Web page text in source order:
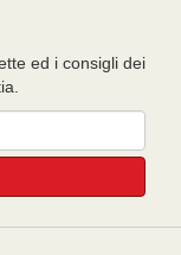
ed i consigli dei